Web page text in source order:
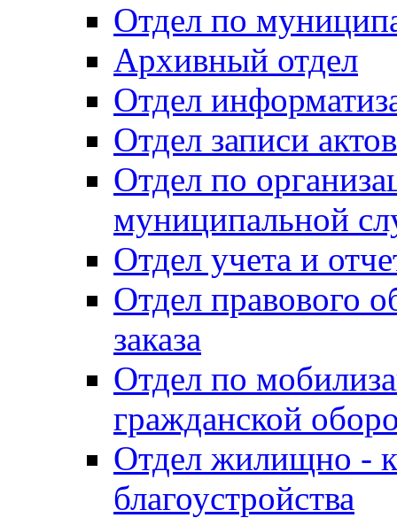
Отдел по
Архивный отдел
Отдел
Отдел записи
Отдел по
муниципальной
Отдел учета и
Отдел правового
заказа
Отдел по
гражданской
Отдел жилищно -
благоустройства